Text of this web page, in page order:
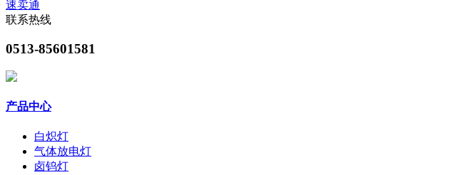
速卖通
联系热线
0513-85601581
产品中心
白炽灯
气体放电灯
卤钨灯